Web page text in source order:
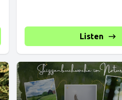
Listen